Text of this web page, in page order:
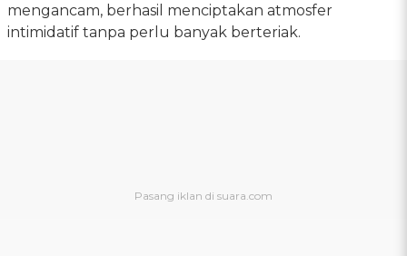
mengancam, berhasil menciptakan atmosfer
intimidatif tanpa perlu banyak berteriak.